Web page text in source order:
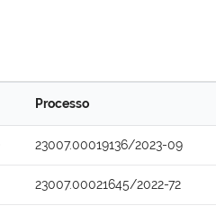
Processo
23007.00019136/2023-09
23007.00021645/2022-72